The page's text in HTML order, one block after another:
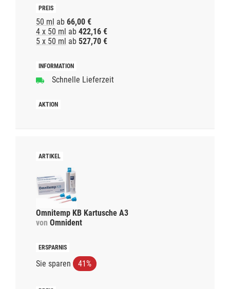
50 ml ab 66,00 €
4 x 50 ml ab 422,16 €
5 x 50 ml ab 527,70 €
Schnelle Lieferzeit
Omnitemp KB Kartusche A3
von Omnident
Sie sparen 41%